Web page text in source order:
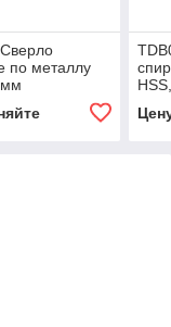
по металлу
мм